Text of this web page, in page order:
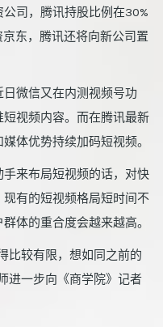
司，腾讯持股比例在30%
东，腾讯还将向新公司置
微信又在内测视频号功
视频内容。而在腾讯最新
体优势持续加码短视频。
来布局短视频的话，对快
有的短视频格局短时间不
体的重合度会越来越高。
比较有限，想如同之前的
进一步向《商学院》记者